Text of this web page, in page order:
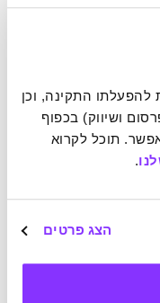
.
הצג פרטים
שייתכן והובילו
אחד שרד ואחר נכחד.
דגים כה גדולים עד
תקופה שבה
המינים שחיים כיום
האקולוגיות היו
לעין"